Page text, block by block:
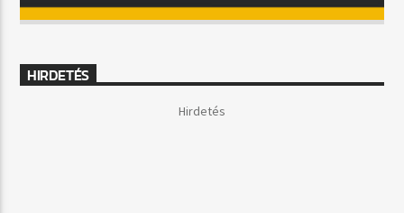
HIRDETÉS
Hirdetés